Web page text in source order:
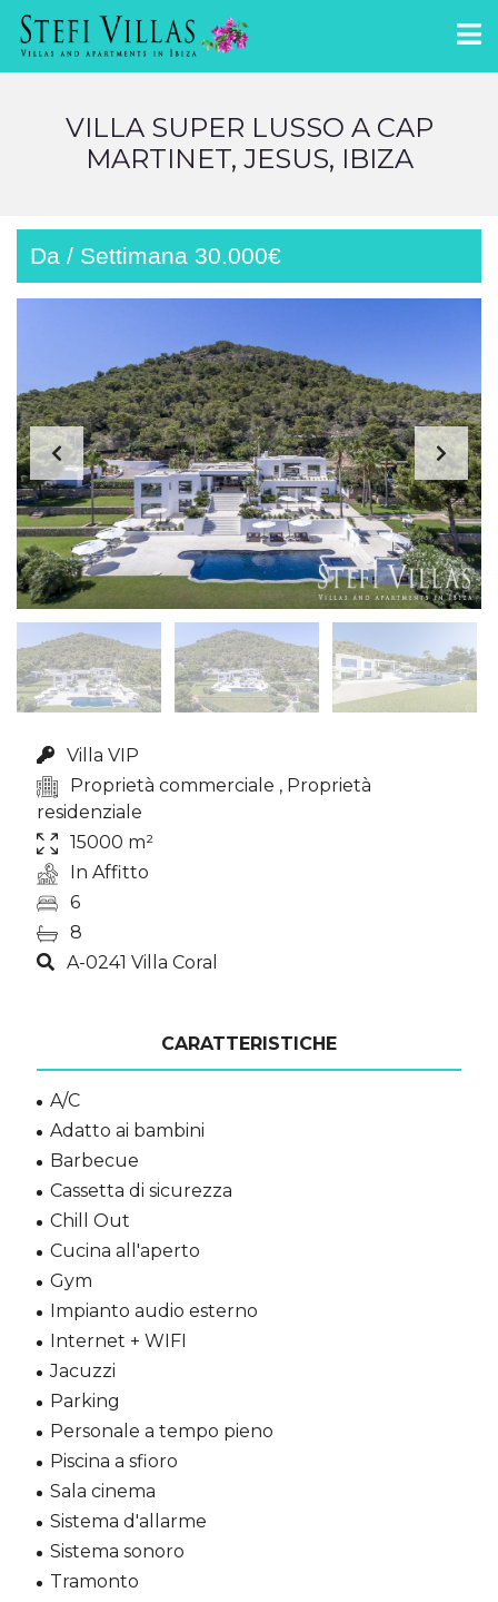
VILLA SUPER LUSSO A CAP
MARTINET, JESUS, IBIZA
Da / Settimana 30.000€
Villa VIP
Proprietà commerciale , Proprietà
residenziale
15000 m²
In Affitto
6
8
A-0241 Villa Coral
CARATTERISTICHE
A/C
Adatto ai bambini
Barbecue
Cassetta di sicurezza
Chill Out
Cucina all'aperto
Gym
Impianto audio esterno
Internet + WIFI
Jacuzzi
Parking
Personale a tempo pieno
Piscina a sfioro
Sala cinema
Sistema d'allarme
Sistema sonoro
Tramonto